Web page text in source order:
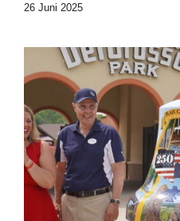
26 Juni 2025